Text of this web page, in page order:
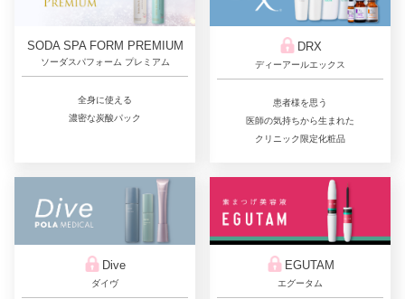
SODA SPA FORM PREMIUM
ソーダスパフォーム プレミアム
全身に使える
濃密な炭酸パック
DRX
ディーアールエックス
患者様を思う
医師の気持ちから生まれた
クリニック限定化粧品
Dive
ダイヴ
EGUTAM
エグータム